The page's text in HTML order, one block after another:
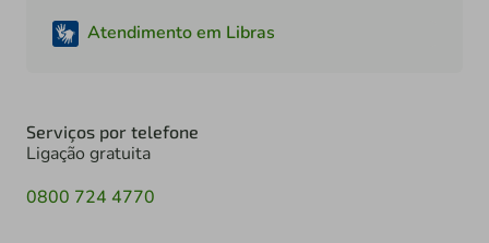
Atendimento em Libras
Serviços por telefone
Ligação gratuita
0800 724 4770